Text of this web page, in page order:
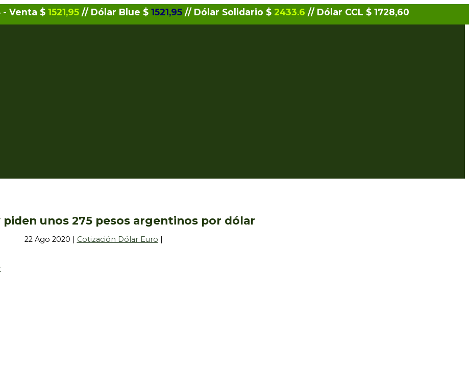
- Venta $ 1521,95 // Dólar Blue $ 1521,95 // Dólar Solidario $ 2433.6 // Dólar CCL $ 1728,60
piden unos 275 pesos argentinos por dólar
22 Ago 2020 | Cotización Dólar Euro |